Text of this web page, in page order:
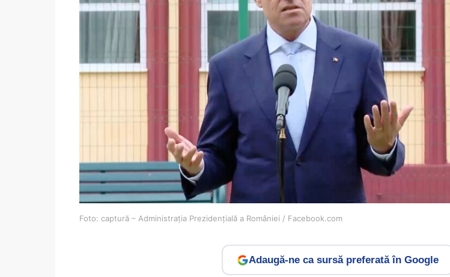
Foto: captură – Administrația Prezidențială a României / Facebook.com
Adaugă-ne ca sursă preferată în Google